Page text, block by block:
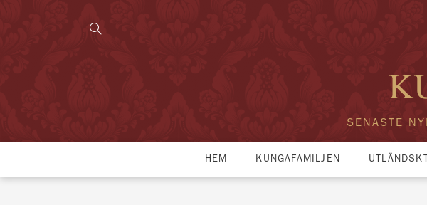
SENASTE
HEM KUNGAFAMILJEN UTLÄNDSKT